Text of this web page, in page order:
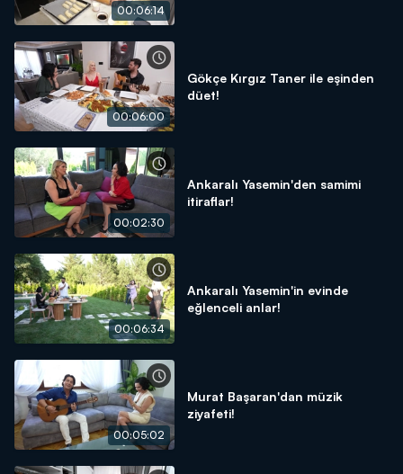
00:06:14
00:06:00
Gökçe Kırgız Taner ile eşinden
düet!
00:02:30
Ankaralı Yasemin'den samimi
itiraflar!
00:06:34
Ankaralı Yasemin'in evinde
eğlenceli anlar!
00:05:02
Murat Başaran'dan müzik
ziyafeti!